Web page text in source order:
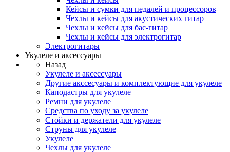
Кейсы и сумки для педалей и процессоров
Чехлы и кейсы для акустических гитар
Чехлы и кейсы для бас-гитар
Чехлы и кейсы для электрогитар
Электрогитары
Укулеле и аксессуары
Назад
Укулеле и аксессуары
Другие акссесуары и комплектующие для укулеле
Каподастры для укулеле
Ремни для укулеле
Средства по уходу за укулеле
Стойки и держатели для укулеле
Струны для укулеле
Укулеле
Чехлы для укулеле